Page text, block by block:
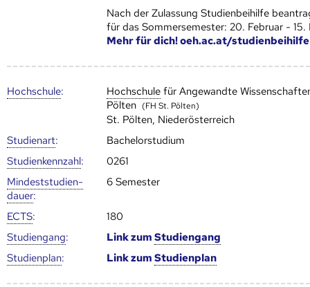
Nach der Zulassung Studienbeihilfe
für das Sommersemester: 20. Februar - 15.
Mehr für dich! oeh.ac.at/studienbeihilfe
Hoch­schule: Hoch­schule für Angewandte
Pölten (FH St. Pölten)
St. Pölten, Niederösterreich
Studienart:
Bachelorstudium
Studien­kenn­zahl:
0261
Mindest­studien­
dauer:
6 Semester
ECTS:
180
Studien­gang: Link zumStudien­gang
Studien­plan: Link zumStudien­plan